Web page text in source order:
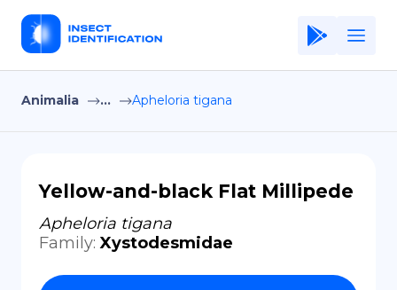
Home
Terms of Use
Privacy Policy
Animalia ... Apheloria tigana
Yellow-and-black Flat Millipede
Apheloria tigana
Family:Xystodesmidae